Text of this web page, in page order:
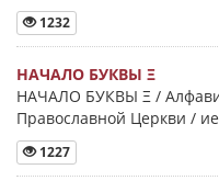
1232
НАЧАЛО БУКВЫ Ξ
НАЧАЛО БУКВЫ Ξ /
Православной Церкви /
1227